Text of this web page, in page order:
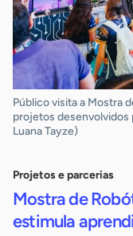
Público visita a Mostra
projetos desenvolvidos
Luana Tayze)
Projetos e parcerias
Mostra de
estimula